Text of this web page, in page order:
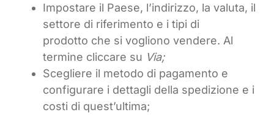
Impostare il Paese, l’indirizzo, la valuta, il
settore di riferimento e i tipi di
prodotto che si vogliono vendere. Al
termine cliccare su Via;
Scegliere il metodo di pagamento e
configurare i dettagli della spedizione e i
costi di quest’ultima;